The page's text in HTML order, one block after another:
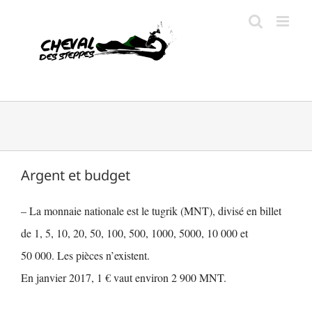
Argent et budget
– La monnaie nationale est le tugrik (MNT), divisé en billet
de 1, 5, 10, 20, 50, 100, 500, 1000, 5000, 10 000 et
50 000. Les pièces n’existent.
En janvier 2017, 1 € vaut environ 2 900 MNT.